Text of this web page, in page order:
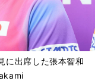
に出席した張本智和